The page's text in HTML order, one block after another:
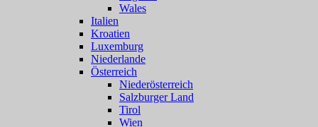
Wales
Italien
Kroatien
Luxemburg
Niederlande
Österreich
Niederösterreich
Salzburger Land
Tirol
Wien